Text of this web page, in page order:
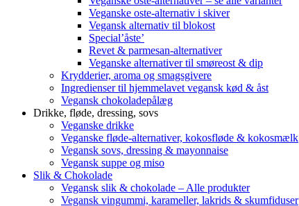
Veganske oste-alternativ i skiver
Vegansk alternativ til blokost
Special’åste’
Revet & parmesan-alternativer
Veganske alternativer til smøreost & dip
Krydderier, aroma og smagsgivere
Ingredienser til hjemmelavet vegansk kød & åst
Vegansk chokoladepålæg
Drikke, fløde, dressing, sovs
Veganske drikke
Veganske fløde-alternativer, kokosfløde & kokosmælk
Vegansk sovs, dressing & mayonnaise
Vegansk suppe og miso
Slik & Chokolade
Vegansk slik & chokolade – Alle produkter
Vegansk vingummi, karameller, lakrids & skumfiduser